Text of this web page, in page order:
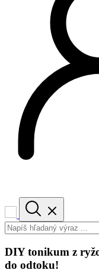
DIY tonikum z
do odtoku!